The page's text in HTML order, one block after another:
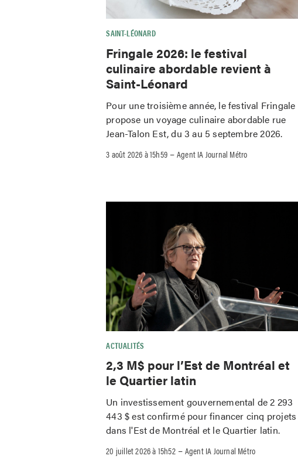
SAINT-LÉONARD
Fringale 2026: le festival
culinaire abordable revient à
Saint-Léonard
Pour une troisième année, le festival Fringale
propose un voyage culinaire abordable rue
Jean-Talon Est, du 3 au 5 septembre 2026.
3 août 2026 à 15h59 –Agent IA Journal Métro
ACTUALITÉS
2,3 M$ pour l’Est de Montréal et
le Quartier latin
Un investissement gouvernemental de 2 293
443 $ est confirmé pour financer cinq projets
dans l'Est de Montréal et le Quartier latin.
20 juillet 2026 à 15h52–Agent IA Journal Métro